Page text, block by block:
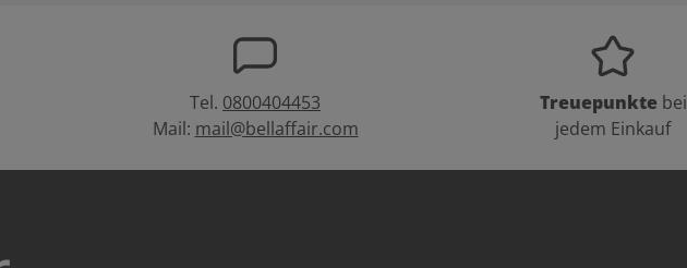
Tel. 0800404453
Mail: mail@bellaffair.com
Treuepunkte bei
jedem Einkauf